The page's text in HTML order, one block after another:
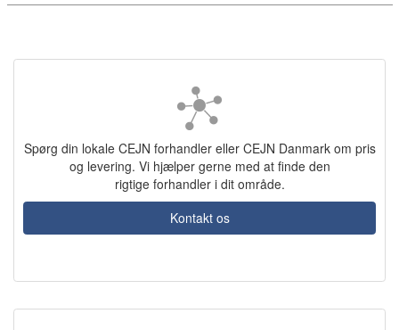
Spørg din lokale CEJN forhandler eller CEJN Danmark om pris
og levering. Vi hjælper gerne med at finde den
rigtige forhandler i dit område.
Kontakt os